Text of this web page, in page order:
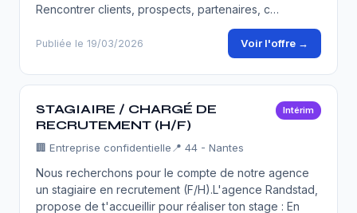
Rencontrer clients, prospects, partenaires, c…
Publiée le 19/03/2026 Voir l'offre →
STAGIAIRE / CHARGÉ DE
RECRUTEMENT (H/F)
Intérim
🏢 Entreprise confidentielle 📍 44 - Nantes
Nous recherchons pour le compte de notre agence
un stagiaire en recrutement (F/H).L'agence Randstad,
propose de t'accueillir pour réaliser ton stage : En